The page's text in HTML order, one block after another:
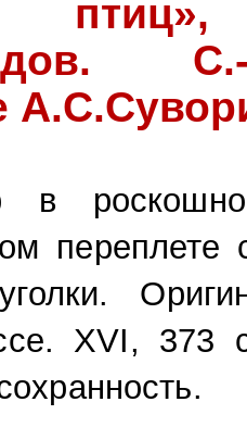
С.-
в
XVI, 373